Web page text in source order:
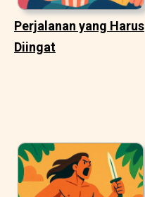
Perjalanan yang Harus
Diingat